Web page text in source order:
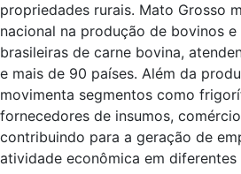
propriedades rurais. Mato Grosso
nacional na produção de bovinos
brasileiras de carne bovina,
e mais de 90 países. Além da
movimenta segmentos como
fornecedores de insumos,
contribuindo para a geração de
atividade econômica em